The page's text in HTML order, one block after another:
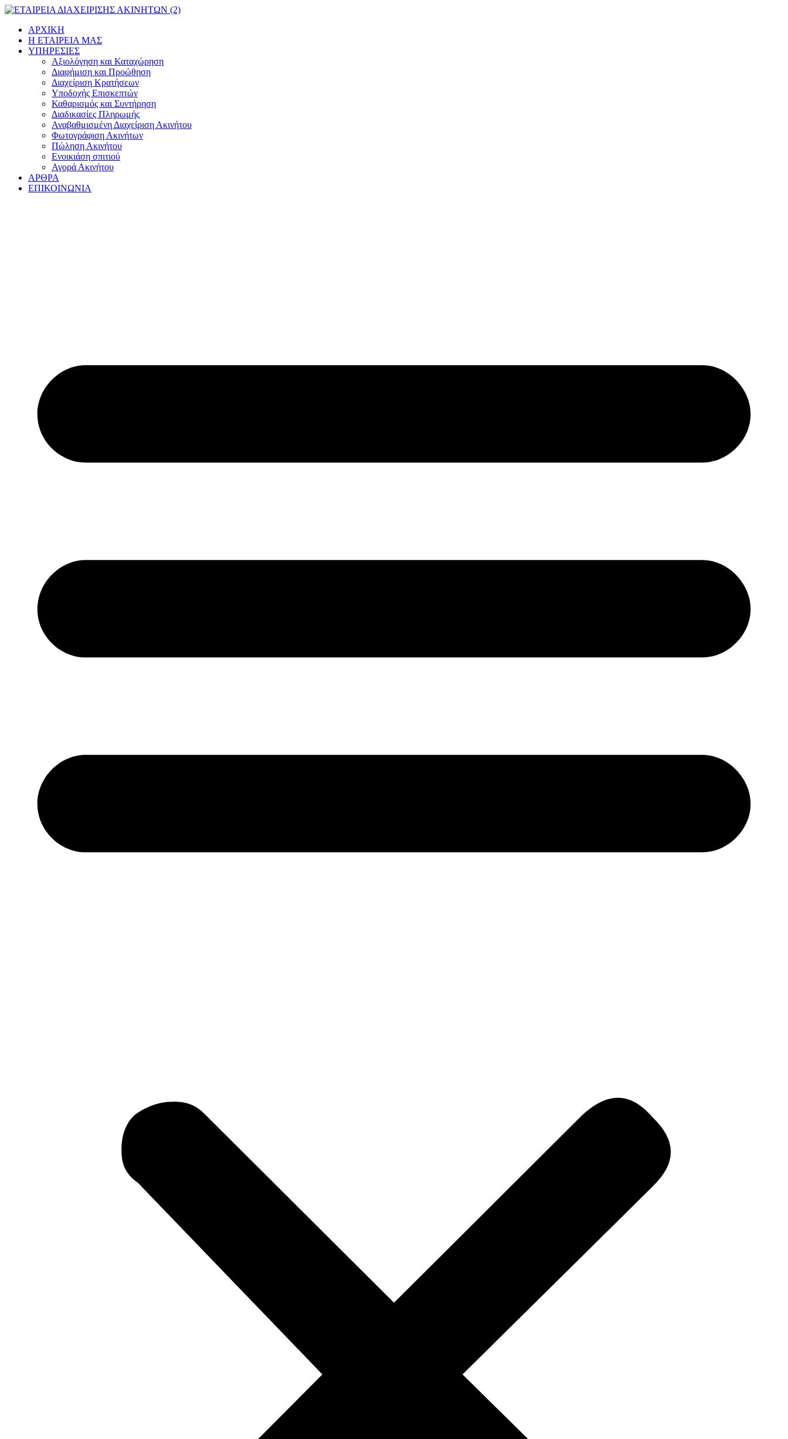
Μετάβαση
περιεχόμενο
ΑΡΧΙΚΗ
Η ΕΤΑΙΡΕΙΑ ΜΑΣ
ΥΠΗΡΕΣΙΕΣ
Αξιολόγηση και Καταχώρηση
Διαφήμιση και Προώθηση
Διαχείριση Κρατήσεων
Υποδοχής Επισκεπτών
Καθαρισμός και Συντήρηση
Διαδικασίες Πληρωμής
Αναβαθμισμένη Διαχείριση Ακινήτου
Φωτογράφιση Ακινήτων
Πώληση Ακινήτου
Ενοικιάση σπιτιού
Αγορά Ακινήτου
ΑΡΘΡΑ
ΕΠΙΚΟΙΝΩΝΙΑ